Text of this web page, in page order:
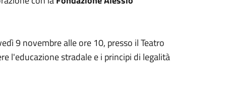
9 novembre alle ore 10, presso il Teatro
l'educazione stradale e i principi di legalità